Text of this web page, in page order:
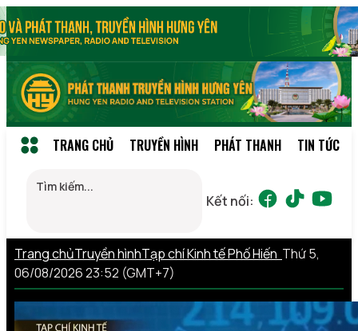
TRANG CHỦ TRUYỀN HÌNH PHÁT THANH TIN TỨC
Kết nối:
Trang chủTruyền hìnhTạp chí Kinh tế Phố Hiến Thứ 5,
06/08/2026 23:52 (GMT+7)